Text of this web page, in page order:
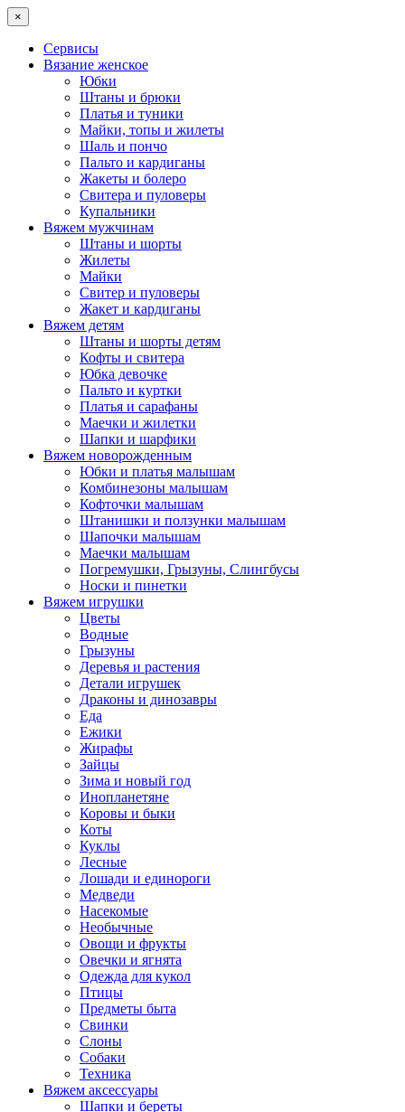
×
Сервисы
Вязание женское
Юбки
Штаны и брюки
Платья и туники
Майки, топы и жилеты
Шаль и пончо
Пальто и кардиганы
Жакеты и болеро
Свитера и пуловеры
Купальники
Вяжем мужчинам
Штаны и шорты
Жилеты
Майки
Свитер и пуловеры
Жакет и кардиганы
Вяжем детям
Штаны и шорты детям
Кофты и свитера
Юбка девочке
Пальто и куртки
Платья и сарафаны
Маечки и жилетки
Шапки и шарфики
Вяжем новорожденным
Юбки и платья малышам
Комбинезоны малышам
Кофточки малышам
Штанишки и ползунки малышам
Шапочки малышам
Маечки малышам
Погремушки, Грызуны, Слингбусы
Носки и пинетки
Вяжем игрушки
Цветы
Водные
Грызуны
Деревья и растения
Детали игрушек
Драконы и динозавры
Еда
Ежики
Жирафы
Зайцы
Зима и новый год
Инопланетяне
Коровы и быки
Коты
Куклы
Лесные
Лошади и единороги
Медведи
Насекомые
Необычные
Овощи и фрукты
Овечки и ягнята
Одежда для кукол
Птицы
Предметы быта
Свинки
Слоны
Собаки
Техника
Вяжем аксессуары
Шапки и береты